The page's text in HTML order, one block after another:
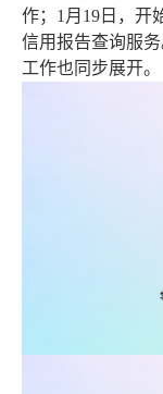
作；1月19日，开
信用报告查询服
工作也同步展开。